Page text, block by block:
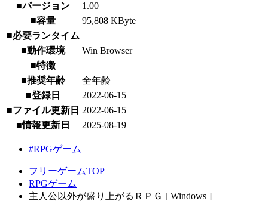
■バージョン
1.00
■容量
95,808 KByte
■必要ランタイム
■動作環境
Win Browser
■特徴
■推奨年齢
全年齢
■登録日
2022-06-15
■ファイル更新日 2022-06-15
■情報更新日
2025-08-19
#RPGゲーム
フリーゲームTOP
RPGゲーム
主人公以外が盛り上がるＲＰＧ [ Windows ]